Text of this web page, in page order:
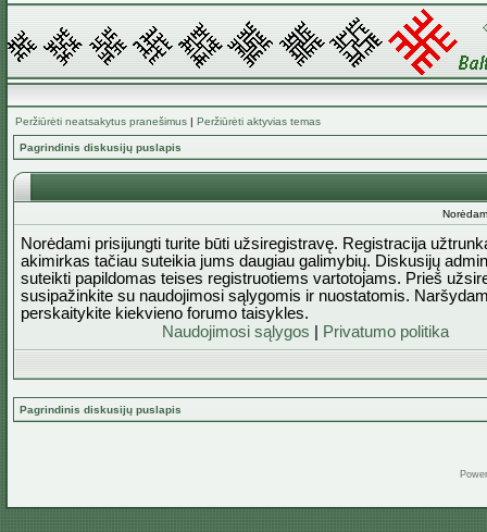
Peržiūrėti neatsakytus pranešimus | Peržiūrėti aktyvias temas
Pagrindinis diskusijų puslapis
Norėdami prisijungti turite būti užsiregistravę. Registracija
akimirkas tačiau suteikia jums daugiau galimybių. Diskusijų
suteikti papildomas teises registruotiems vartotojams. Prieš
susipažinkite su naudojimosi sąlygomis ir nuostatomis.
perskaitykite kiekvieno forumo taisykles.
Naudojimosi sąlygos
Privatumo politika
Pagrindinis diskusijų puslapis